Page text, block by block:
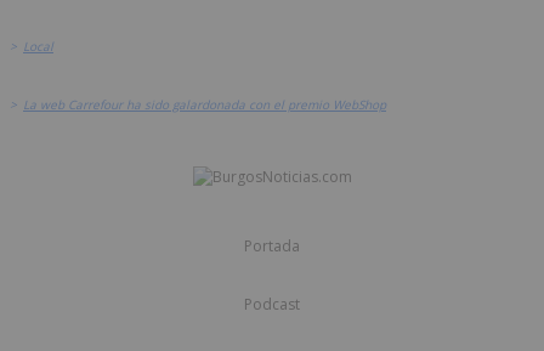
> Local
> La web Carrefour ha sido galardonada con el premio WebShop
Portada
Podcast